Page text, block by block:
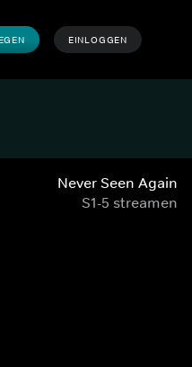
EINLOGGEN
Never Seen Again
S1-5 streamen